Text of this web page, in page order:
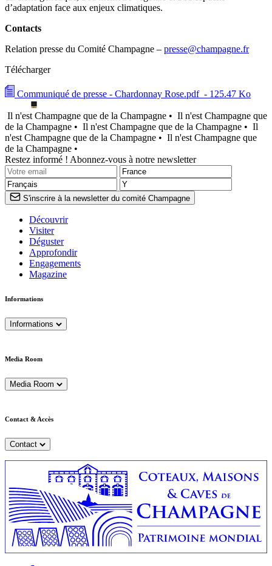
d’adaptation face aux enjeux climatiques.
Contacts
Relation presse du Comité Champagne – presse@champagne.fr
Télécharger
Communiqué de presse - Chardonnay Rose.pdf - 125.47 Ko
Il n'est Champagne que de la Champagne • Il n'est Champagne que
de la Champagne • Il n'est Champagne que de la Champagne • Il
n'est Champagne que de la Champagne • Il n'est Champagne que
de la Champagne •
Restez informé ! Abonnez-vous à notre newsletter
S'inscrire à la newsletter du comité Champagne
Découvrir
Visiter
Déguster
Approfondir
Engagements
Magazine
Informations
Informations
Media Room
Media Room
Contact & Accès
Contact